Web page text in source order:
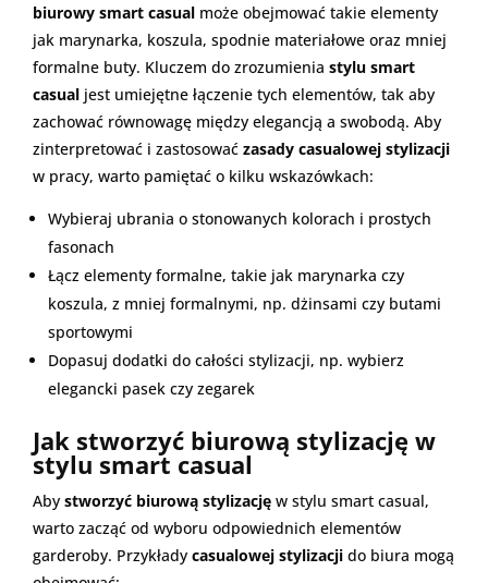
biurowy smart casual może obejmować takie elementy
jak marynarka, koszula, spodnie materiałowe oraz mniej
formalne buty. Kluczem do zrozumienia stylu smart
casual jest umiejętne łączenie tych elementów, tak aby
zachować równowagę między elegancją a swobodą. Aby
zinterpretować i zastosować zasady casualowej stylizacji
w pracy, warto pamiętać o kilku wskazówkach:
Wybieraj ubrania o stonowanych kolorach i prostych
fasonach
Łącz elementy formalne, takie jak marynarka czy
koszula, z mniej formalnymi, np. dżinsami czy butami
sportowymi
Dopasuj dodatki do całości stylizacji, np. wybierz
elegancki pasek czy zegarek
Jak stworzyć biurową stylizację w
stylu smart casual
Aby stworzyć biurową stylizację w stylu smart casual,
warto zacząć od wyboru odpowiednich elementów
garderoby. Przykłady casualowej stylizacji do biura mogą